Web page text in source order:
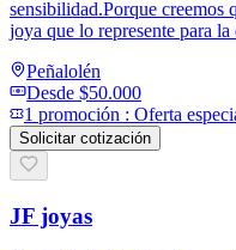
sensibilidad.Porque creemos
joya que lo represente para la
Peñalolén
Desde $50.000
1 promoción : Oferta
Solicitar cotización
JF joyas